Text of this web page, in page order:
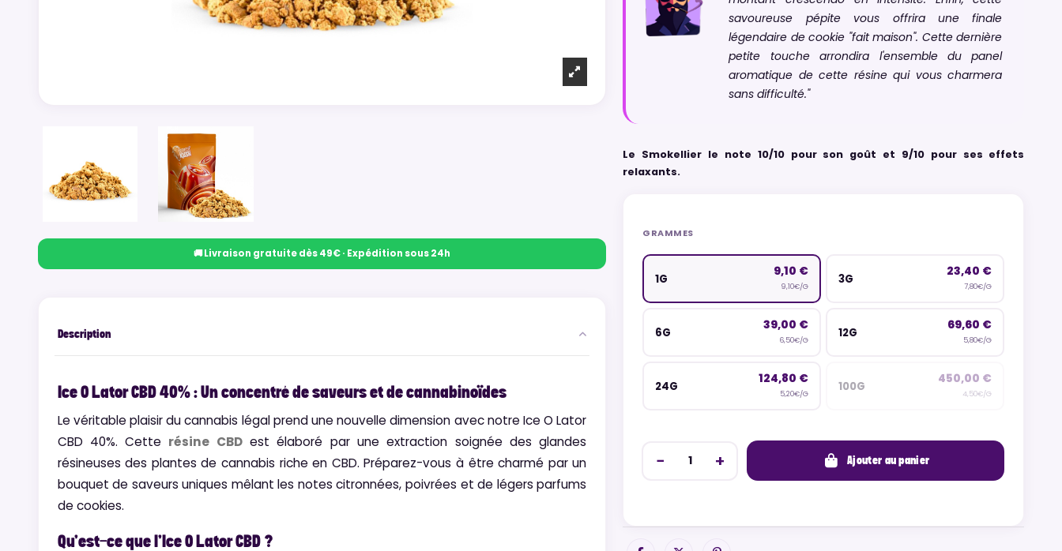
🚚 Livraison gratuite dès 49€ · Expédition sous 24h
Description
Ice O Lator CBD 40% : Un concentré de saveurs et de cannabinoïdes
Le véritable plaisir du cannabis légal prend une nouvelle dimension avec notre Ice O Lator
CBD 40%. Cette résine CBDest élaboré par une extraction soignée des glandes
résineuses des plantes de cannabis riche en CBD. Préparez-vous à être charmé par un
bouquet de saveurs uniques mêlant les notes citronnées, poivrées et de légers parfums
de cookies.
Qu'est-ce que l'Ice O Lator CBD ?
savoureuse pépite vous offrira une finale
légendaire de cookie "fait maison". Cette dernière
petite touche arrondira l'ensemble du panel
aromatique de cette résine qui vous charmera
sans difficulté."
Le Smokellier le note 10/10 pour son goût et 9/10 pour ses effets
relaxants.
GRAMMES
1G 9,10 €
9,10€/G 3G 23,40 €
7,80€/G
6G 39,00 €
6,50€/G 12G 69,60 €
5,80€/G
24G 124,80 €
5,20€/G 100G 450,00 €
4,50€/G
Ajouter au panier